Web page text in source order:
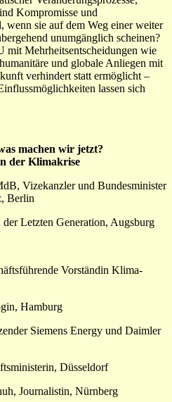
Kompromisse und
wenn sie auf dem Weg einer weiter
unumgänglich scheinen?
mit Mehrheitsentscheidungen wie
und globale Anliegen mit
verhindert statt ermöglicht –
lassen sich
machen wir jetzt?
der Klimakrise
Vizekanzler und Bundesminister
Berlin
Letzten Generation, Augsburg
Vorständin Klima-
Hamburg
Siemens Energy und Daimler
Düsseldorf
Journalistin, Nürnberg